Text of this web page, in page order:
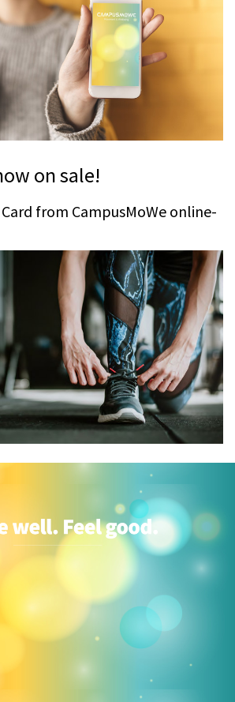
on sale!
from CampusMoWe online-